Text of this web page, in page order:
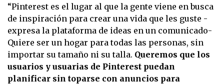
“Pinterest es el lugar al que la gente viene en busca
de inspiración para crear una vida que les guste -
expresa la plataforma de ideas en un comunicado-
Quiere ser un hogar para todas las personas, sin
importar su tamaño ni su talla. Queremos que los
usuarios y usuarias de Pinterest puedan
planificar sin toparse con anuncios para